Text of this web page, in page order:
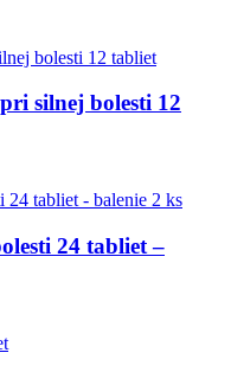
silnej bolesti 12
24 tabliet –